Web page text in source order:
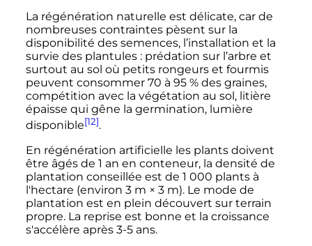
La régénération naturelle est délicate, car de
nombreuses contraintes pèsent sur la
disponibilité des semences, l’installation et la
survie des plantules : prédation sur l’arbre et
surtout au sol où petits rongeurs et fourmis
peuvent consommer 70 à 95 % des graines,
compétition avec la végétation au sol, litière
épaisse qui gêne la germination, lumière
disponible[12].
En régénération artificielle les plants doivent
être âgés de 1 an en conteneur, la densité de
plantation conseillée est de 1 000 plants à
l'hectare (environ 3 m × 3 m). Le mode de
plantation est en plein découvert sur terrain
propre. La reprise est bonne et la croissance
s'accélère après 3-5 ans.